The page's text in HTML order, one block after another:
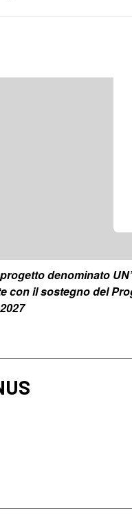
denominato
con il sostegno del